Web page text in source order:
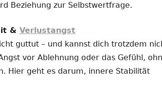
Beziehung zur Selbstwertfrage.
& Verlustangst
guttut – und kannst dich trotzdem
vor Ablehnung oder das Gefühl,
Hier geht es darum, innere Stabilität